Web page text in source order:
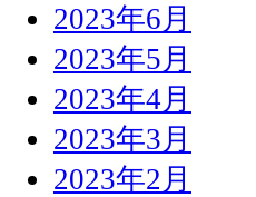
2023年6月
2023年5月
2023年4月
2023年3月
2023年2月